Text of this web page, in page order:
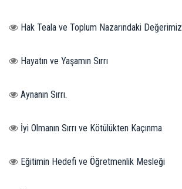
Hak Teala ve Toplum Nazarındaki Değerimiz
Hayatın ve Yaşamın Sırrı
Aynanın Sırrı.
İyi Olmanın Sırrı ve Kötülükten Kaçınma
Eğitimin Hedefi ve Öğretmenlik Mesleği